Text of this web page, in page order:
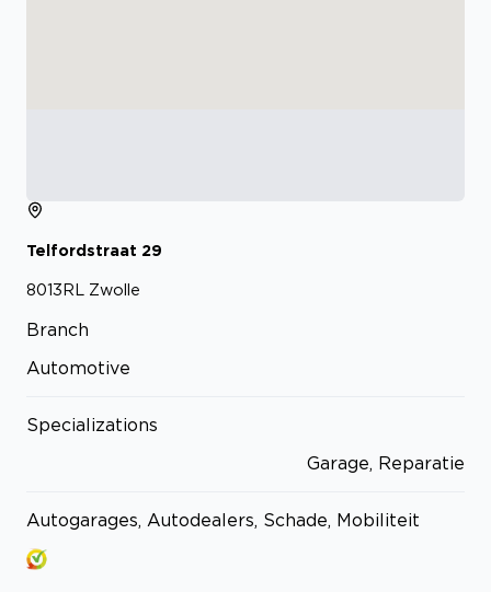
Telfordstraat 29
8013RL Zwolle
Branch
Automotive
Specializations
Garage, Reparatie
Autogarages, Autodealers, Schade, Mobiliteit